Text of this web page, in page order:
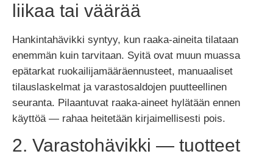
liikaa tai väärää
Hankintahävikki syntyy, kun raaka-aineita tilataan
enemmän kuin tarvitaan. Syitä ovat muun muassa
epätarkat ruokailijamääräennusteet, manuaaliset
tilauslaskelmat ja varastosaldojen puutteellinen
seuranta. Pilaantuvat raaka-aineet hylätään ennen
käyttöä — rahaa heitetään kirjaimellisesti pois.
2. Varastohävikki — tuotteet